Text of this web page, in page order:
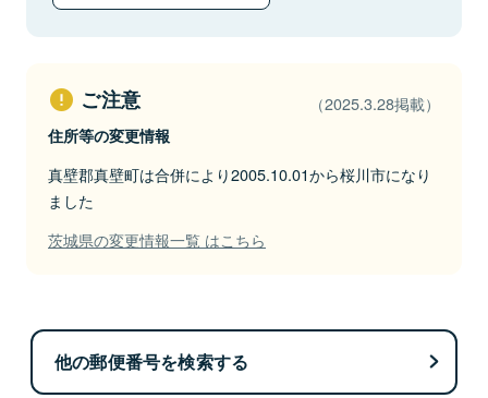
ご注意 （2025.3.28掲載）
住所等の変更情報
真壁郡真壁町は合併により2005.10.01から桜川市になり
ました
茨城県の変更情報一覧 はこちら
他の郵便番号を検索する